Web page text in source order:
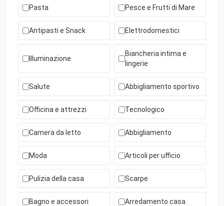
Pasta Pesce e Frutti di Mare
Antipasti e Snack Elettrodomestici
Illuminazione
Biancheria intima e
lingerie
Salute Abbigliamento sportivo
Officina e attrezzi Tecnologico
Camera da letto Abbigliamento
Moda Articoli per ufficio
Pulizia della casa Scarpe
Bagno e accessori Arredamento casa